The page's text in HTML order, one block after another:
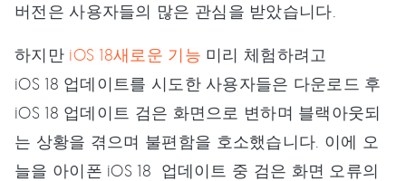
버전은 사용자들의 많은 관심을 받았습니다.
하지만 iOS 18새로운 기능 미리 체험하려고
iOS 18 업데이트를 시도한 사용자들은 다운로드 후
iOS 18 업데이트 검은 화면으로 변하며 블랙아웃되
는 상황을 겪으며 불편함을 호소했습니다. 이에 오
늘을 아이폰 iOS 18 업데이트 중 검은 화면 오류의